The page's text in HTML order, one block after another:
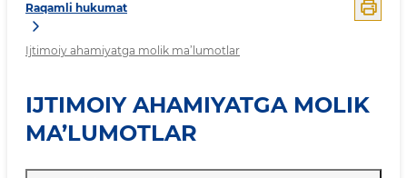
Raqamli hukumat
Ijtimoiy ahamiyatga molik ma’lumotlar
IJTIMOIY AHAMIYATGA MOLIK
MA’LUMOTLAR